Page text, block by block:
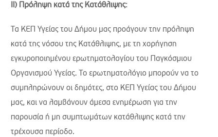
ΙΙ) Πρόληψη κατά της Κατάθλιψης:
Τα ΚΕΠ Υγείας του Δήμου μας προάγουν την πρόληψη
κατά της νόσου της Κατάθλιψης, με τη χορήγηση
εγκυροποιημένου ερωτηματολογίου του Παγκόσμιου
Οργανισμού Υγείας. Το ερωτηματολόγιο μπορούν να το
συμπληρώνουν οι δημότες, στο ΚΕΠ Υγείας του Δήμου
μας, και να λαμβάνουν άμεσα ενημέρωση για την
παρουσία ή μη συμπτωμάτων κατάθλιψης κατά την
τρέχουσα περίοδο.